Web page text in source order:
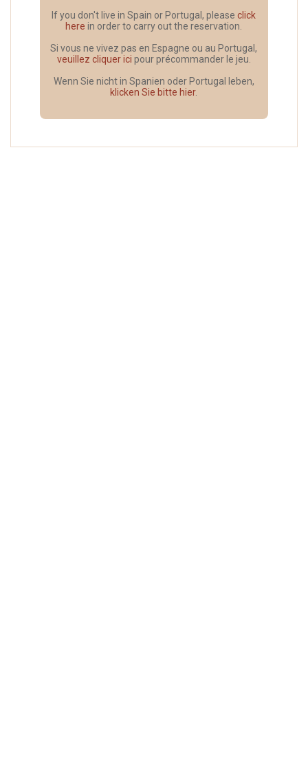
If you don't live in Spain or Portugal, pleaseclick
here in order to carry out the reservation.
Si vous ne vivez pas en Espagne ou au Portugal,
veuillez cliquer ici pour précommander le jeu.
Wenn Sie nicht in Spanien oder Portugal leben,
klicken Sie bitte hier.